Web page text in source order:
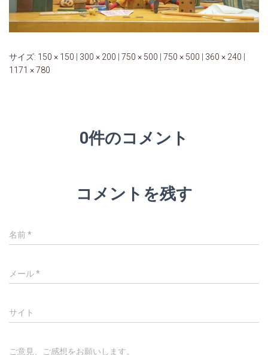
サイズ: 150 × 150 300 × 200 750 × 500 750 × 500 360 × 240
1171 × 780
0件のコメント
コメントを残す
名前*
メール*
サイト
ご意見、ご感想をお願いします。